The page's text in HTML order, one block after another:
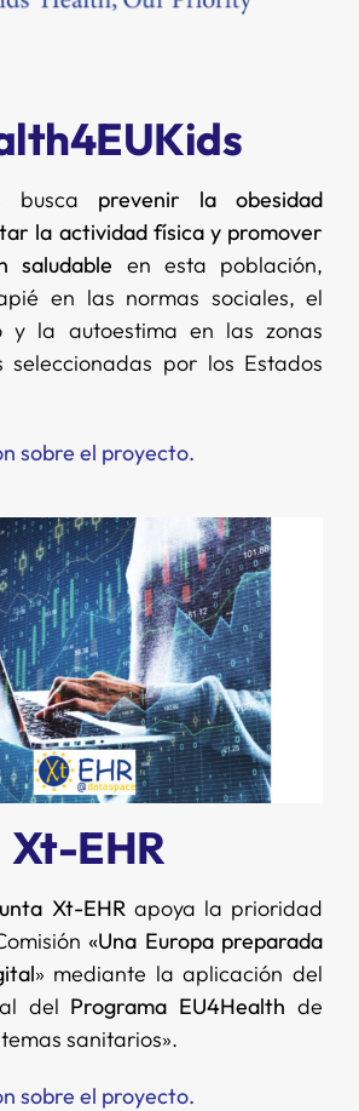
busca prevenir la obesidad
la actividad física y promover
saludable en esta población,
en las normas sociales, el
y la autoestima en las zonas
seleccionadas por los Estados
sobre el proyecto.
Xt-EHR
Xt-EHR apoya la prioridad
«Una Europa preparada
» mediante la aplicación del
del Programa EU4Health de
sanitarios».
sobre el proyecto.